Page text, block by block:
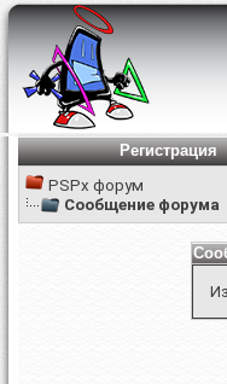
Регистрация
PSPx форум
Сообщение форума